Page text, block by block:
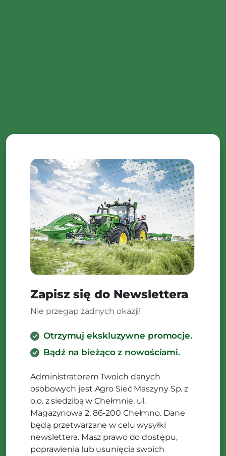
Zapisz się do Newslettera
Nie przegap żadnych okazji!
Otrzymuj ekskluzywne promocje.
Bądź na bieżąco z nowościami.
Administratorem Twoich danych
osobowych jest Agro Sieć Maszyny Sp. z
o.o. z siedzibą w Chełmnie, ul.
Magazynowa 2, 86-200 Chełmno. Dane
będą przetwarzane w celu wysyłki
newslettera. Masz prawo do dostępu,
poprawienia lub usunięcia swoich